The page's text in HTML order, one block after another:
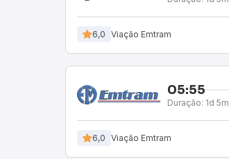
6,0 Viação Emtram
05:55
Duração: 1d 5m
6,0 Viação Emtram